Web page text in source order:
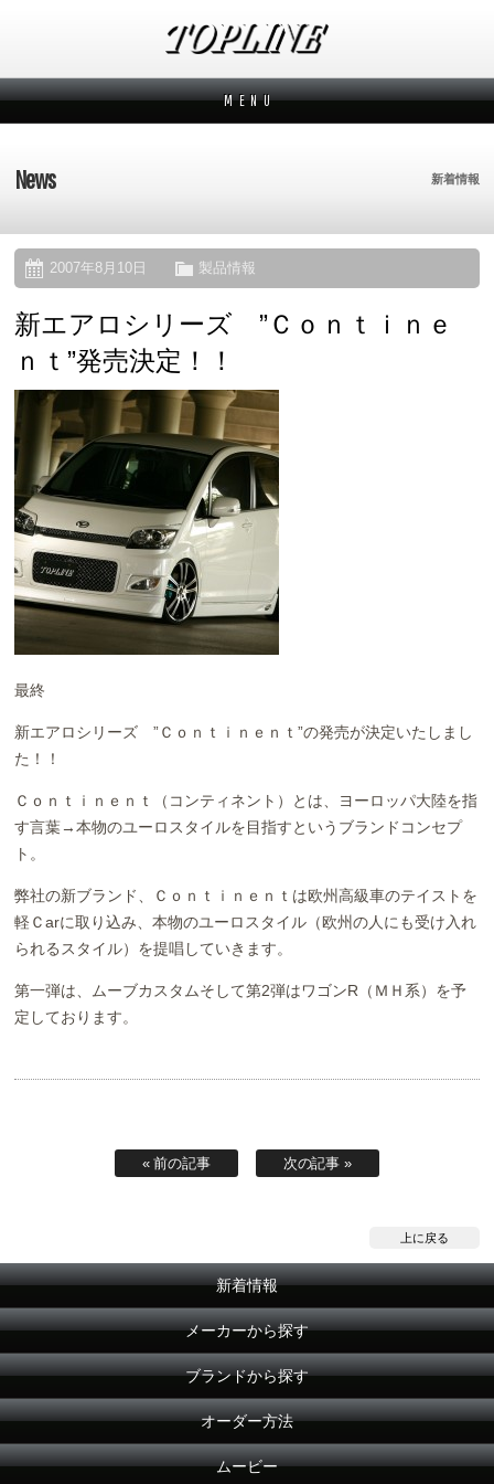
M E N U
ブランドから探す
オーダー方法
よくあるご質問
会社概要
お問い合わせ
News 新着情報
2007年8月10日 製品情報
新エアロシリーズ ”Ｃｏｎｔｉｎｅ
ｎｔ”発売決定！！
最終
新エアロシリーズ ”Ｃｏｎｔｉｎｅｎｔ”の発売が決定いたしまし
た！！
Ｃｏｎｔｉｎｅｎｔ（コンティネント）とは、ヨーロッパ大陸を指
す言葉→本物のユーロスタイルを目指すというブランドコンセプ
ト。
弊社の新ブランド、Ｃｏｎｔｉｎｅｎｔは欧州高級車のテイストを
軽Ｃarに取り込み、本物のユーロスタイル（欧州の人にも受け入れ
られるスタイル）を提唱していきます。
第一弾は、ムーブカスタムそして第2弾はワゴンR（ＭＨ系）を予
定しております。
« 前の記事 次の記事 »
上に戻る
新着情報
メーカーから探す
ブランドから探す
オーダー方法
ムービー